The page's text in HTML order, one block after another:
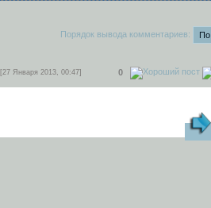
Порядок вывода комментариев:
0
[27 Января 2013, 00:47]